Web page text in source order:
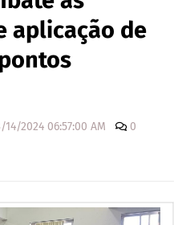
aplicação de
14/2024 06:57:00 AM 0